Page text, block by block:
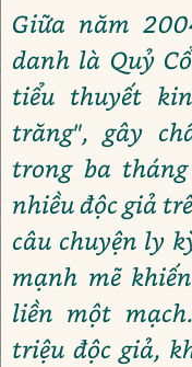
Giữa năm
danh là Quỷ
tiểu thuyết
trăng", gây
trong ba
nhiều độc giả
câu chuyện ly
mạnh mẽ
liền một
triệu độc giả,